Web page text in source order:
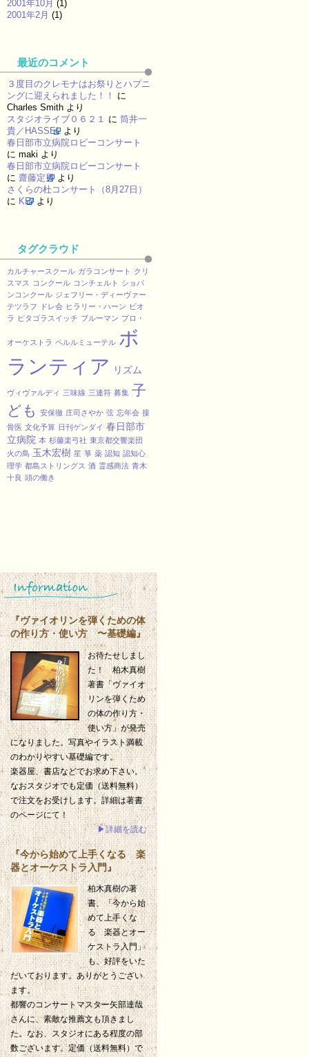
2001年10月 (1)
2001年2月 (1)
最近のコメント
３度目のクレモナはお祭りとハプニ
ングに迎えられました！！
に
Charles Smith より
スタジオライブ０６２１ に 筒井一
貴／HASSEL より
春日部市立病院ロビーコンサート
に maki より
春日部市立病院ロビーコンサート
に 齋藤定男 より
さくらの杜コンサート（8月27日）
に KEI より
タグクラウド
カルチャースクール ガラコンサート
クリ
スマス
コンクール コンチェルト
ショパ
ンコンクール ジェフリー・ディーヴァー
テツラフ
ドレ会 ヒラリー・ハーン ビオ
ラ
ピタゴラスイッチ ブルーマン プロ・
オーケストラ ペルルミューテル ボ
ランティア
リズム
ヴィヴァルディ 三味線 三連符 募集 子
ども
安保徹 庄司さやか 弦 忘年会 接
骨医 文化予算 日刊ゲンダイ 春日部市
立病院 本 杉藤楽弓社 東京都交響楽団
火の鳥 玉木宏樹 笙 箏 薬 認知 認知心
理学 都島ストリングス 酒 霊感商法 青木
十良 頭の働き
『ヴァイオリンを弾くための体
の作り方・使い方 〜基礎編』
お待たせしまし
た！ 柏木真樹
著書「ヴァイオ
リンを弾くため
の体の作り方・
使い方」が発売
になりました。写真やイラスト満載
のわかりやすい基礎編です。
楽器屋、書店などでお求め下さい。
なおスタジオでも定価（送料無料）
で注文をお受けします。詳細は著書
のページにて！
▶詳細を読む
『今から始めて上手くなる 楽
器とオーケストラ入門』
柏木真樹の著
書、「今から始
めて上手くな
る 楽器とオー
ケストラ入門」
も、好評をいた
だいております。ありがとうござい
ます。
都響のコンサートマスター矢部達哉
さんに、素敵な推薦文も頂きまし
た。なお、スタジオにある程度の部
数ございます。定価（送料無料）で